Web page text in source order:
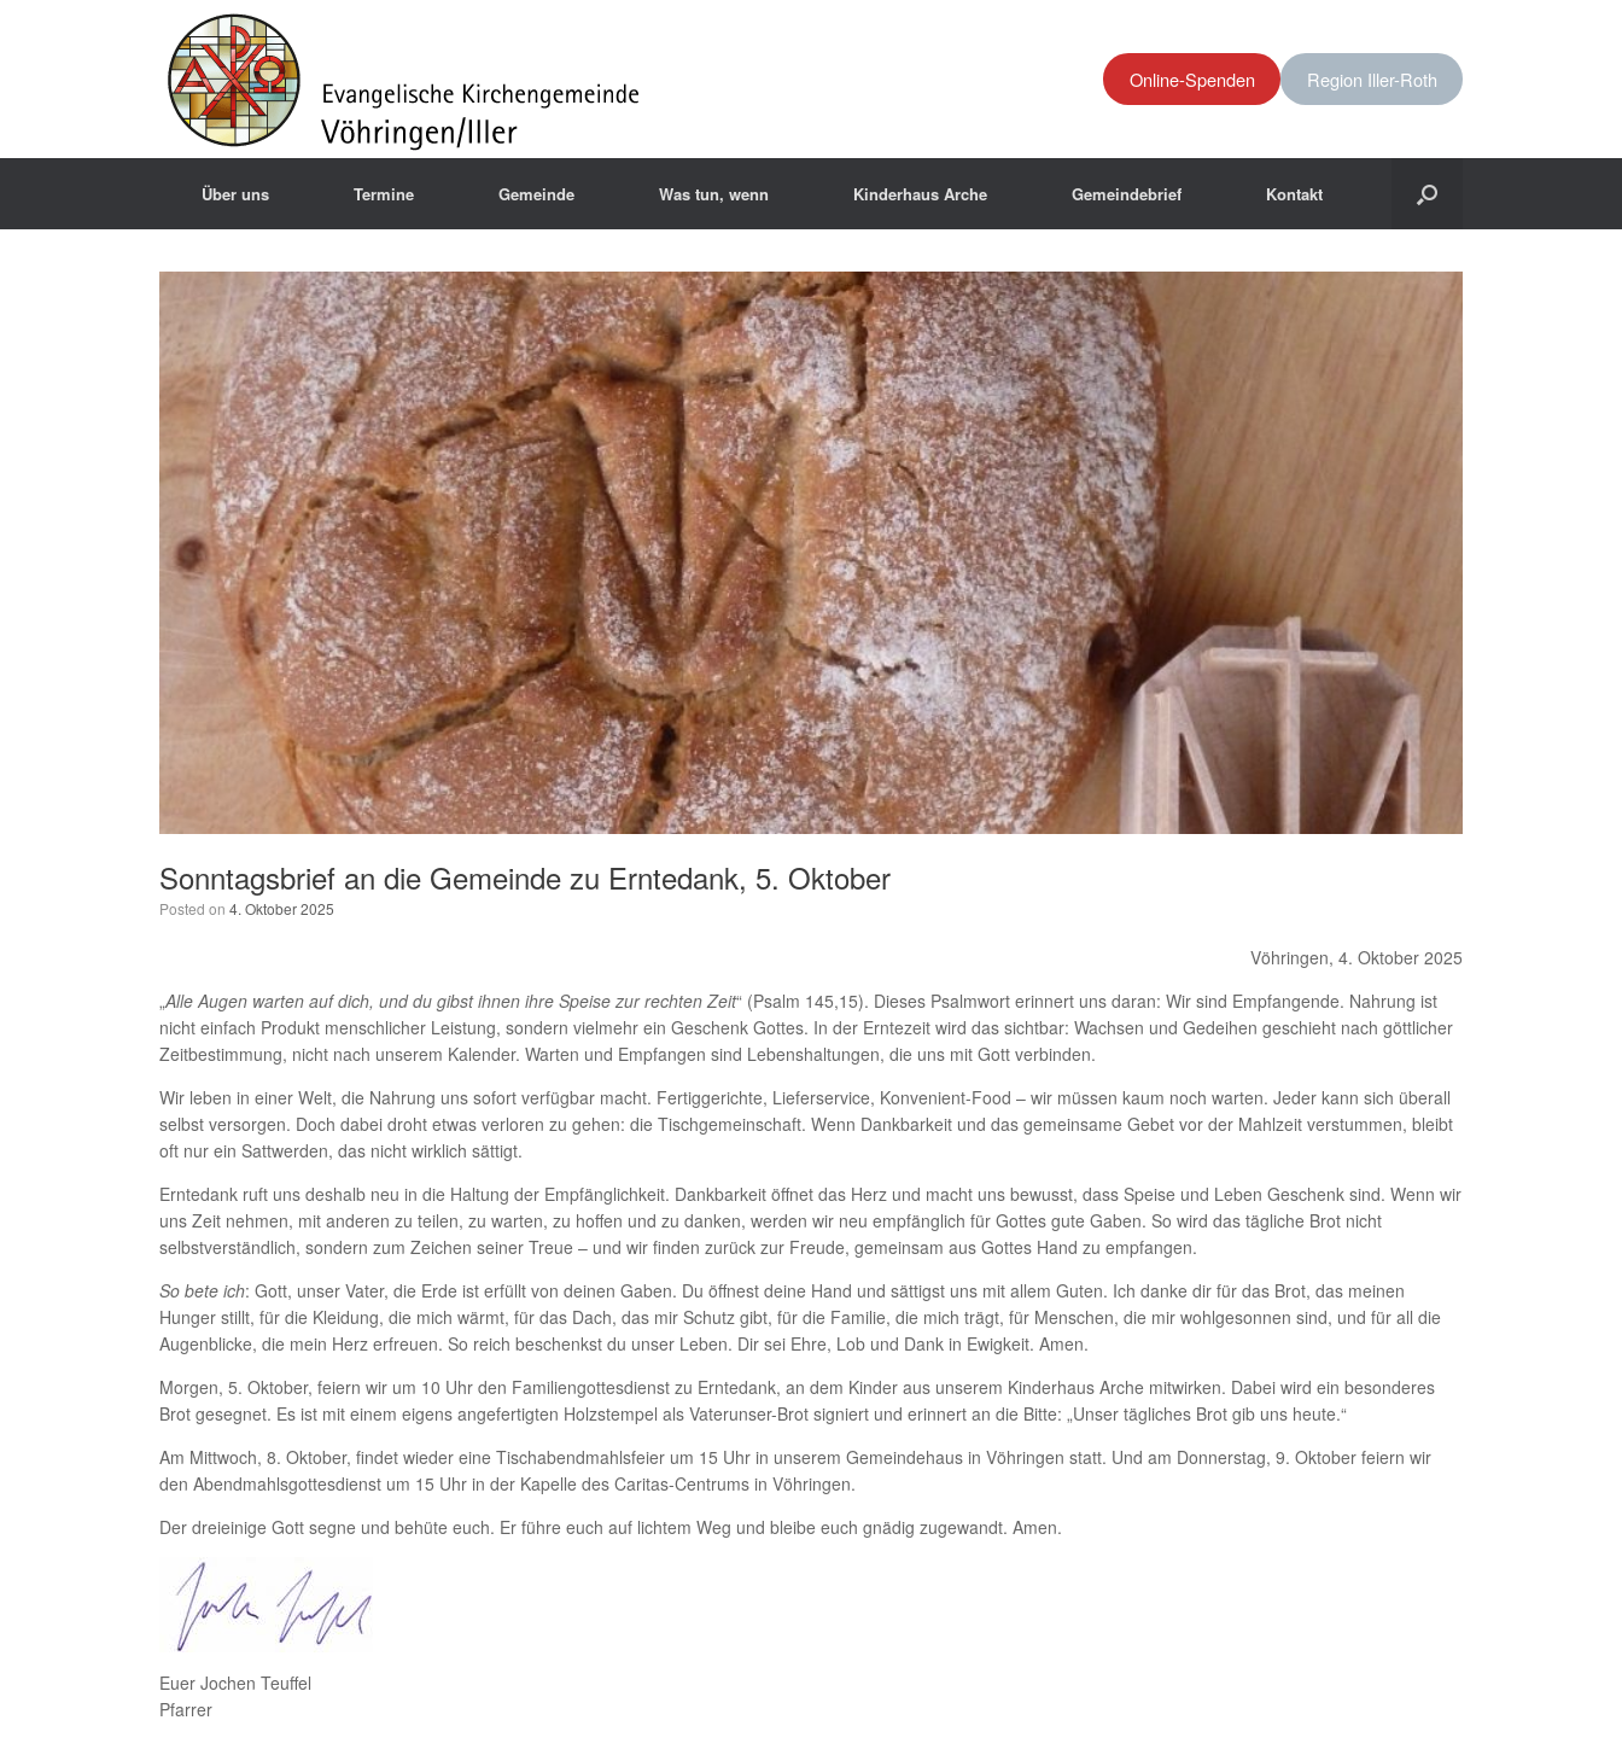
Online-Spenden Region Iller-Roth
Über uns Termine Gemeinde Was tun, wenn Kinderhaus Arche Gemeindebrief Kontakt
Sonntagsbrief an die Gemeinde zu Erntedank, 5. Oktober
Posted on 4. Oktober 2025
Vöhringen, 4. Oktober 2025
„Alle Augen warten auf dich, und du gibst ihnen ihre Speise zur rechten Zeit“ (Psalm 145,15). Dieses Psalmwort erinnert uns daran: Wir sind Empfangende. Nahrung ist
nicht einfach Produkt menschlicher Leistung, sondern vielmehr ein Geschenk Gottes. In der Erntezeit wird das sichtbar: Wachsen und Gedeihen geschieht nach göttlicher
Zeitbestimmung, nicht nach unserem Kalender. Warten und Empfangen sind Lebenshaltungen, die uns mit Gott verbinden.
Wir leben in einer Welt, die Nahrung uns sofort verfügbar macht. Fertiggerichte, Lieferservice, Konvenient-Food – wir müssen kaum noch warten. Jeder kann sich überall
selbst versorgen. Doch dabei droht etwas verloren zu gehen: die Tischgemeinschaft. Wenn Dankbarkeit und das gemeinsame Gebet vor der Mahlzeit verstummen, bleibt
oft nur ein Sattwerden, das nicht wirklich sättigt.
Erntedank ruft uns deshalb neu in die Haltung der Empfänglichkeit. Dankbarkeit öffnet das Herz und macht uns bewusst, dass Speise und Leben Geschenk sind. Wenn wir
uns Zeit nehmen, mit anderen zu teilen, zu warten, zu hoffen und zu danken, werden wir neu empfänglich für Gottes gute Gaben. So wird das tägliche Brot nicht
selbstverständlich, sondern zum Zeichen seiner Treue – und wir finden zurück zur Freude, gemeinsam aus Gottes Hand zu empfangen.
So bete ich: Gott, unser Vater, die Erde ist erfüllt von deinen Gaben. Du öffnest deine Hand und sättigst uns mit allem Guten. Ich danke dir für das Brot, das meinen
Hunger stillt, für die Kleidung, die mich wärmt, für das Dach, das mir Schutz gibt, für die Familie, die mich trägt, für Menschen, die mir wohlgesonnen sind, und für all die
Augenblicke, die mein Herz erfreuen. So reich beschenkst du unser Leben. Dir sei Ehre, Lob und Dank in Ewigkeit. Amen.
Morgen, 5. Oktober, feiern wir um 10 Uhr den Familiengottesdienst zu Erntedank, an dem Kinder aus unserem Kinderhaus Arche mitwirken. Dabei wird ein besonderes
Brot gesegnet. Es ist mit einem eigens angefertigten Holzstempel als Vaterunser-Brot signiert und erinnert an die Bitte: „Unser tägliches Brot gib uns heute.“
Am Mittwoch, 8. Oktober, findet wieder eine Tischabendmahlsfeier um 15 Uhr in unserem Gemeindehaus in Vöhringen statt. Und am Donnerstag, 9. Oktober feiern wir
den Abendmahlsgottesdienst um 15 Uhr in der Kapelle des Caritas-Centrums in Vöhringen.
Der dreieinige Gott segne und behüte euch. Er führe euch auf lichtem Weg und bleibe euch gnädig zugewandt. Amen.
Euer Jochen Teuffel
Pfarrer